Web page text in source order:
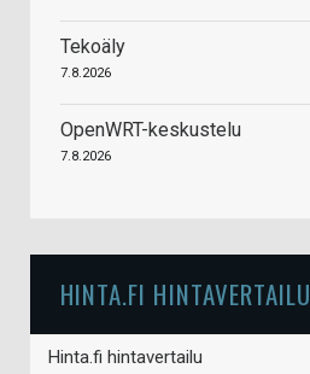
Tekoäly
7.8.2026
OpenWRT-keskustelu
7.8.2026
HINTA.FI HINTAVERTAILU
Hinta.fi hintavertailu